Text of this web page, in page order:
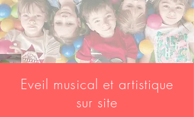
Eveil musical et artistique
sur site